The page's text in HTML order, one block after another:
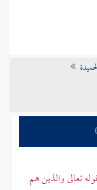
تعالى والذين هم